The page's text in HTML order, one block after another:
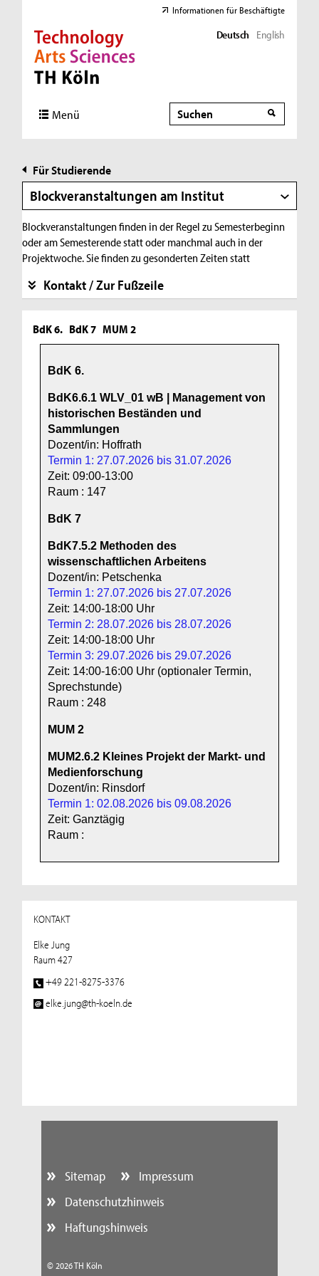
Direkt zur Hauptnavigation
Direkt zur Subnavigation
Direkt zum Inhalt
Direkt zum Fußbereich
Informationen für Beschäftigte
Deutsch English
Menü Suche
Suche
Für Studierende
Blockveranstaltungen am Institut
Blockveranstaltungen finden in der Regel zu Semesterbeginn
oder am Semesterende statt oder manchmal auch in der
Projektwoche. Sie finden zu gesonderten Zeiten statt
Kontakt / Zur Fußzeile
BdK 6. BdK 7 MUM 2
BdK 6.
BdK6.6.1 WLV_01 wB | Management von
historischen Beständen und
Sammlungen
Dozent/in: Hoffrath
Termin 1: 27.07.2026 bis 31.07.2026
Zeit: 09:00-13:00
Raum : 147
BdK 7
BdK7.5.2 Methoden des
wissenschaftlichen Arbeitens
Dozent/in: Petschenka
Termin 1: 27.07.2026 bis 27.07.2026
Zeit: 14:00-18:00 Uhr
Termin 2: 28.07.2026 bis 28.07.2026
Zeit: 14:00-18:00 Uhr
Termin 3: 29.07.2026 bis 29.07.2026
Zeit: 14:00-16:00 Uhr (optionaler Termin,
Sprechstunde)
Raum : 248
MUM 2
MUM2.6.2 Kleines Projekt der Markt- und
Medienforschung
Dozent/in: Rinsdorf
Termin 1: 02.08.2026 bis 09.08.2026
Zeit: Ganztägig
Raum :
KONTAKT
Elke Jung
Raum 427
+49 221-8275-3376
elke.jung@th-koeln.de
Sitemap
Impressum
Datenschutzhinweis
Haftungshinweis
© 2026 TH Köln